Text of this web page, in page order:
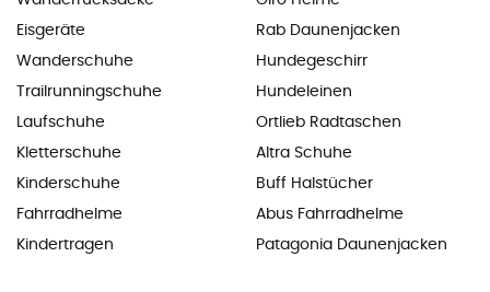
Eisgeräte
Wanderschuhe
Trailrunningschuhe
Laufschuhe
Kletterschuhe
Kinderschuhe
Fahrradhelme
Kindertragen
Rab Daunenjacken
Hundegeschirr
Hundeleinen
Ortlieb Radtaschen
Altra Schuhe
Buff Halstücher
Abus Fahrradhelme
Patagonia Daunenjacken